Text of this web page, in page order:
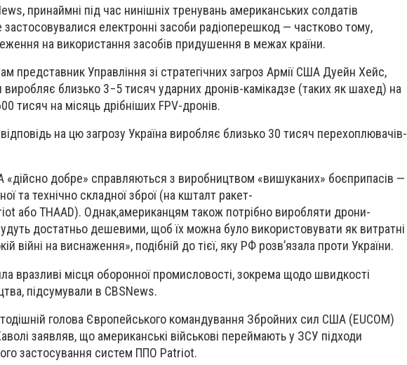
, принаймні під час нинішніх тренувань американських солдатів
застосовувалися електронні засоби радіоперешкод — частково тому,
на використання засобів придушення в межах країни.
представник Управління зі стратегічних загроз Армії США Дуейн Хейс,
виробляє близько 3−5 тисяч ударних дронів-камікадзе (таких як шахед) на
тисяч на місяць дрібніших FPV-дронів.
на цю загрозу Україна виробляє близько 30 тисяч перехоплювачів-
добре» справляються з виробництвом «вишуканих» боєприпасів —
та технічно складної зброї (на кшталт ракет-
абоTHAAD). Однак,американцям також потрібно виробляти дрони-
достатньо дешевими, щоб їх можна було використовувати як витратні
війні на виснаження», подібній до тієї, яку РФ розв’язала проти України.
вразливі місця оборонної промисловості, зокрема щодо швидкості
підсумували в CBSNews.
голова Європейського командування Збройних сил США (EUCOM)
заявляв, що американські військові переймають у ЗСУ підходи
застосування систем ППО Patriot.